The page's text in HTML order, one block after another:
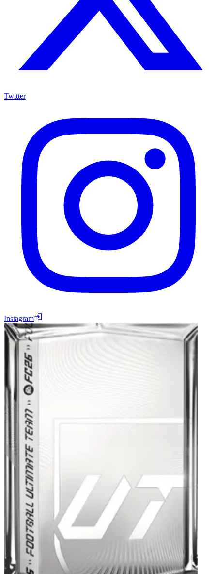
Twitter
Instagram